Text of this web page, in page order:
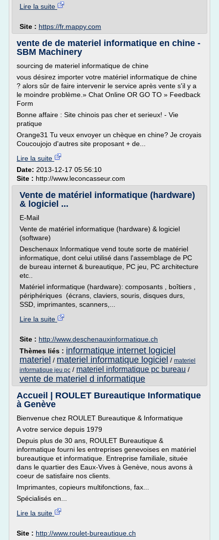
Lire la suite
Site : https://fr.mappy.com
vente de de materiel informatique en chine -
SBM Machinery
sourcing de materiel informatique de chine
vous désirez importer votre matériel informatique de chine
? alors sûr de faire intervenir le service après vente s'il y a
le moindre problème.» Chat Online OR GO TO » Feedback
Form
Bonne affaire : Site chinois pas cher et serieux! - Vie
pratique
Orange31 Tu veux envoyer un chèque en chine? Je croyais
Coucoujojo d'autres site proposant + de...
Lire la suite
Date: 2013-12-17 05:56:10
Site : http://www.leconcasseur.com
Vente de matériel informatique (hardware)
& logiciel ...
E-Mail
Vente de matériel informatique (hardware) & logiciel
(software)
Deschenaux Informatique vend toute sorte de matériel
informatique, dont celui utilisé dans l'assemblage de PC
de bureau internet & bureautique, PC jeu, PC architecture
etc..
Matériel informatique (hardware): composants , boîtiers ,
périphériques (écrans, claviers, souris, disques durs,
SSD, imprimantes, scanners,...
Lire la suite
Site : http://www.deschenauxinformatique.ch
Thèmes liés : informatique internet logiciel
materiel / materiel informatique logiciel / materiel
informatique jeu pc / materiel informatique pc bureau /
vente de materiel d informatique
Accueil | ROULET Bureautique Informatique
à Genève
Bienvenue chez ROULET Bureautique & Informatique
A votre service depuis 1979
Depuis plus de 30 ans, ROULET Bureautique &
informatique fourni les entreprises genevoises en matériel
bureautique et informatique. Entreprise familiale, située
dans le quartier des Eaux-Vives à Genève, nous avons à
coeur de satisfaire nos clients.
Imprimantes, copieurs multifonctions, fax...
Spécialisés en...
Lire la suite
Site : http://www.roulet-bureautique.ch